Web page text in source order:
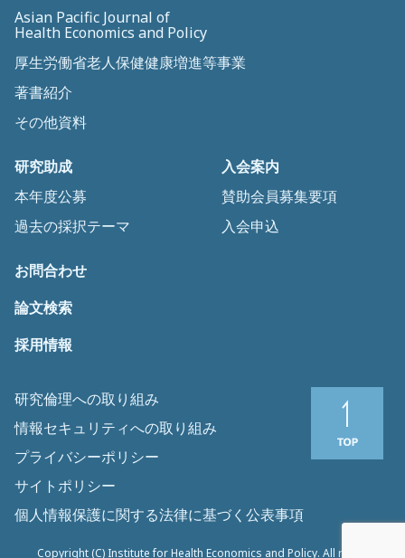
Asian Pacific Journal of
Health Economics and Policy
厚生労働省老人保健健康増進等事業
著書紹介
その他資料
研究助成
本年度公募
過去の採択テーマ
入会案内
賛助会員募集要項
入会申込
お問合わせ
論文検索
採用情報
研究倫理への取り組み
情報セキュリティへの取り組み
プライバシーポリシー
サイトポリシー
個人情報保護に関する法律に基づく公表事項
Copyright (C) Institute for Health Economics and Policy. All rights